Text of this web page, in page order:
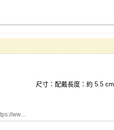
尺寸：配戴長度：約 5.5 cm
ww…